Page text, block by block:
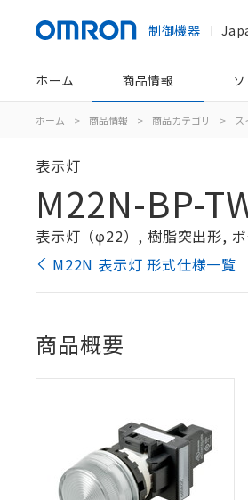
制御機器
ホーム 商品情報
ホーム > 商品情報 > 商品カテゴリ > ス
表示灯
M22N-BP-
表示灯（φ22）, 樹脂突出形,
M22N 表示灯 形式仕様一覧
商品概要